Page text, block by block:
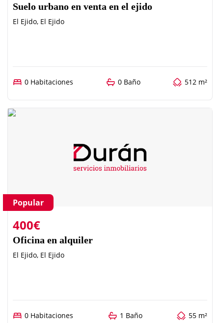
Suelo urbano en venta en el ejido
El Ejido, El Ejido
0 Habitaciones 0 Baño 512 m²
Popular
400€
Oficina en alquiler
El Ejido, El Ejido
0 Habitaciones 1 Baño 55 m²